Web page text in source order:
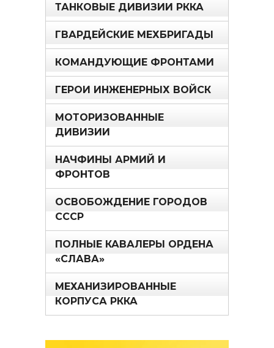
ТАНКОВЫЕ ДИВИЗИИ РККА
ГВАРДЕЙСКИЕ МЕХБРИГАДЫ
КОМАНДУЮЩИЕ ФРОНТАМИ
ГЕРОИ ИНЖЕНЕРНЫХ ВОЙСК
МОТОРИЗОВАННЫЕ
ДИВИЗИИ
НАЧФИНЫ АРМИЙ И
ФРОНТОВ
ОСВОБОЖДЕНИЕ ГОРОДОВ
СССР
ПОЛНЫЕ КАВАЛЕРЫ ОРДЕНА
«СЛАВА»
МЕХАНИЗИРОВАННЫЕ
КОРПУСА РККА